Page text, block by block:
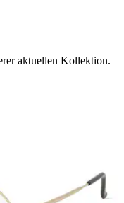
aktuellen Kollektion.